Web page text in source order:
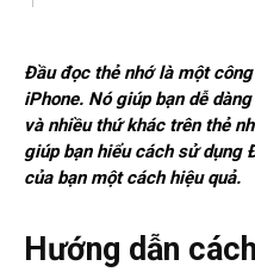
Đầu đọc thẻ nhớ là một
iPhone. Nó giúp bạn dễ
và nhiều thứ khác trên thẻ
giúp bạn hiểu cách sử dụng
của bạn một cách hiệu quả.
Hướng dẫn